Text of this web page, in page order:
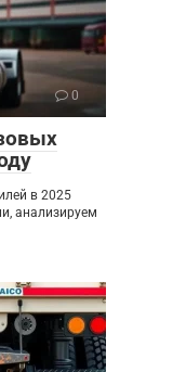
0
в 2025
анализируем